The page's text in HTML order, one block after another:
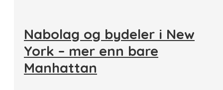
Nabolag og bydeler i New
York – mer enn bare
Manhattan